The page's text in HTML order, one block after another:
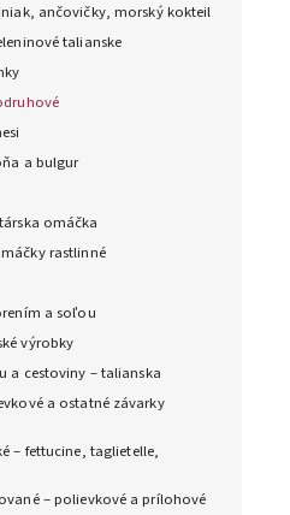
ančovičky, morský kokteil
talianske
a bulgur
omáčka
rastlinné
a soľou
výrobky
a cestoviny – talianska
a ostatné závarky
– fettucine, taglietelle,
– polievkové a prílohové